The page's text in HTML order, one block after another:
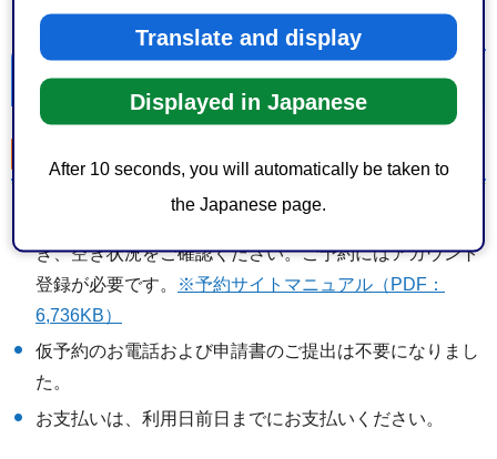
Translate and display
Displayed in Japanese
After 10 seconds, you will automatically be taken to
the Japanese page.
申請手順
き、空き状況をご確認ください。ご予約にはアカウント
登録が必要です。
※予約サイトマニュアル（PDF：
6,736KB）
仮予約のお電話および申請書のご提出は不要になりまし
た。
お支払いは、利用日前日までにお支払いください。